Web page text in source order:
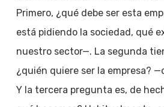
Primero, ¿qué debe ser esta
está pidiendo la sociedad, qué
nuestro sector—. La segunda
¿quién quiere ser la empresa?
Y la tercera pregunta es, de